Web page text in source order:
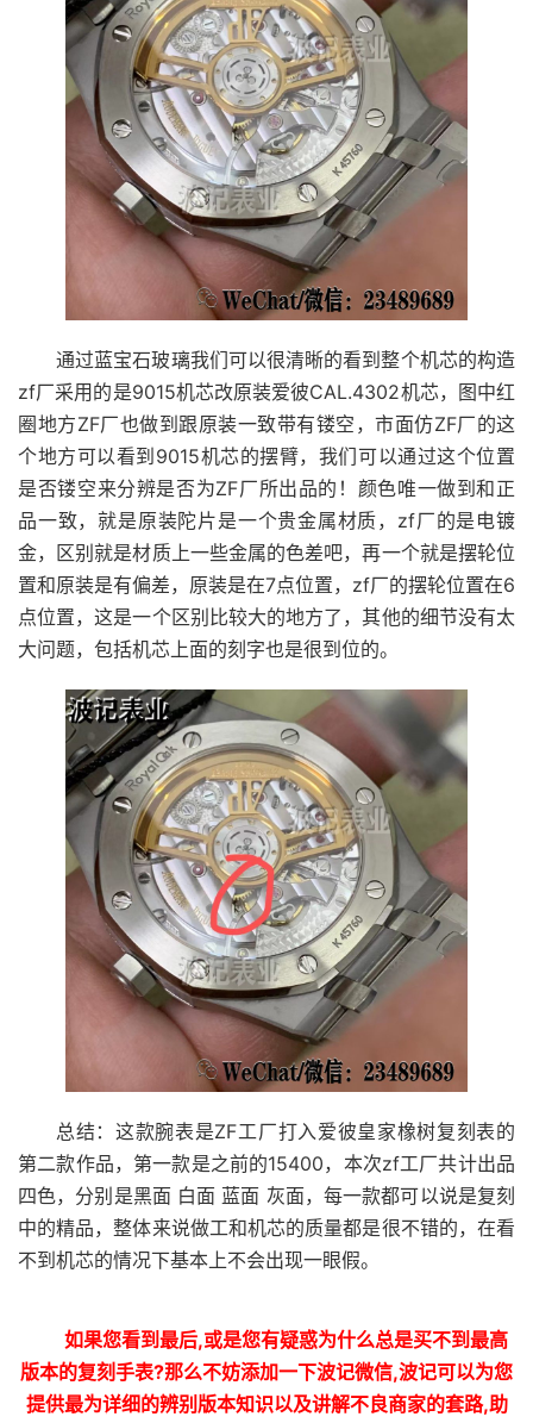
通过蓝宝石玻璃我们可以很清晰的看到整个机芯的构造
zf厂采用的是9015机芯改原装爱彼CAL.4302机芯，图中红
圈地方ZF厂也做到跟原装一致带有镂空，市面仿ZF厂的这
个地方可以看到9015机芯的摆臂，我们可以通过这个位置
是否镂空来分辨是否为ZF厂所出品的！颜色唯一做到和正
品一致，就是原装陀片是一个贵金属材质，zf厂的是电镀
金，区别就是材质上一些金属的色差吧，再一个就是摆轮位
置和原装是有偏差，原装是在7点位置，zf厂的摆轮位置在6
点位置，这是一个区别比较大的地方了，其他的细节没有太
大问题，包括机芯上面的刻字也是很到位的。
总结：这款腕表是ZF工厂打入爱彼皇家橡树复刻表的
第二款作品，第一款是之前的15400，本次zf工厂共计出品
四色，分别是黑面 白面 蓝面 灰面，每一款都可以说是复刻
中的精品，整体来说做工和机芯的质量都是很不错的，在看
不到机芯的情况下基本上不会出现一眼假。
如果您看到最后,或是您有疑惑为什么总是买不到最高
版本的复刻手表?那么不妨添加一下波记微信,波记可以为您
提供最为详细的辨别版本知识以及讲解不良商家的套路,助